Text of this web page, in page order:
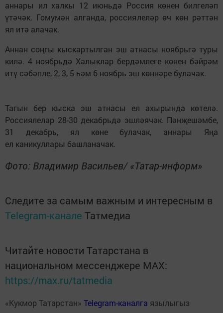
аннары ил халкы 12 июньдә Россия көнен билгеләп
үтәчәк. Гомумән алганда, россиялеләр өч көн рәттән
ял итә алачак.
Аннан соңгы кыскартылган эш атнасы ноябрьгә туры
килә. 4 ноябрьдә Халыклар бердәмлеге көнен бәйрәм
итү сәбәпле, 2, 3, 5 һәм 6 ноябрь эш көннәре булачак.
Тагын бер кыска эш атнасы ел ахырында көтелә.
Россиялеләр 28-30 декабрьдә эшләячәк. Пәнҗешәмбе,
31 декабрь, ял көне булачак, аннары Яңа
ел каникуллары башланачак.
Фото: Владимир Васильев/ «Татар-информ»
Следите за самым важным и интересным в
Telegram-канале Татмедиа
Читайте новости Татарстана в
национальном мессенджере MАХ:
https://max.ru/tatmedia
«Кукмор Татарстан» Telegram-каналга язылыгыз